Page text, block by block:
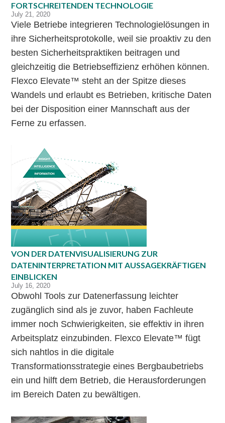
FORTSCHREITENDEN TECHNOLOGIE
July 21, 2020
Viele Betriebe integrieren Technologielösungen in
ihre Sicherheitsprotokolle, weil sie proaktiv zu den
besten Sicherheitspraktiken beitragen und
gleichzeitig die Betriebseffizienz erhöhen können.
Flexco Elevate™ steht an der Spitze dieses
Wandels und erlaubt es Betrieben, kritische Daten
bei der Disposition einer Mannschaft aus der
Ferne zu erfassen.
VON DER DATENVISUALISIERUNG ZUR
DATENINTERPRETATION MIT AUSSAGEKRÄFTIGEN
EINBLICKEN
July 16, 2020
Obwohl Tools zur Datenerfassung leichter
zugänglich sind als je zuvor, haben Fachleute
immer noch Schwierigkeiten, sie effektiv in ihren
Arbeitsplatz einzubinden. Flexco Elevate™ fügt
sich nahtlos in die digitale
Transformationsstrategie eines Bergbaubetriebs
ein und hilft dem Betrieb, die Herausforderungen
im Bereich Daten zu bewältigen.